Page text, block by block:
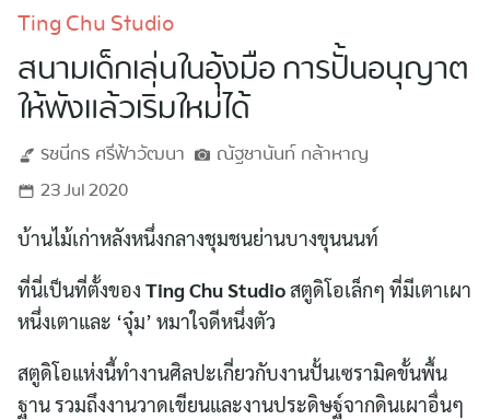
Ting Chu Studio
สนามเด็กเล่นในอุ้งมือ การปั้นอนุญาต
ให้พังแล้วเริ่มใหม่ได้
รชนีกรศรีฟ้าวัฒนา ณัฐชานันท์กล้าหาญ
23 Jul 2020
บ้านไม้เก่าหลังหนึ่งกลางชุมชนย่านบางขุนนนท์
ที่นี่เป็นที่ตั้งของ Ting Chu Studioสตูดิโอเล็กๆ ที่มีเตาเผา
หนึ่งเตาและ ‘จุ๋ม’ หมาใจดีหนึ่งตัว
สตูดิโอแห่งนี้ทำงานศิลปะเกี่ยวกับงานปั้นเซรามิคขั้นพื้น
ฐาน รวมถึงงานวาดเขียนและงานประดิษฐ์จากดินเผาอื่นๆ